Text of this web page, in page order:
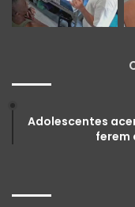
Adolescentes
ferem